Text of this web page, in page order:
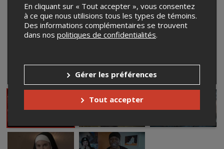
En cliquant sur « Tout accepter », vous consentez
à ce que nous utilisions tous les types de témoins.
Des informations complémentaires se trouvent
dans nos politiques de confidentialités.
Gérer les préférences
Tout accepter